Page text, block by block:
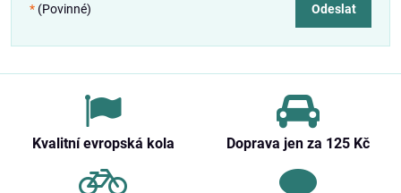
* (Povinné) Odeslat
Kvalitní evropská kola Doprava jen za 125 Kč